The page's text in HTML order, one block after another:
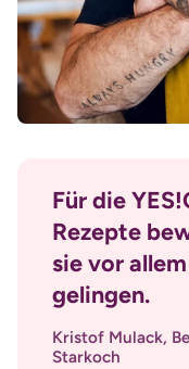
Für die
Rezepte
sie vor
gelingen.
Kristof Mulack,
Starkoch